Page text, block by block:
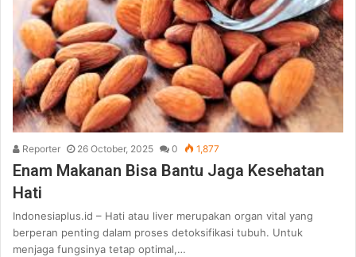
Reporter 26 October, 2025 0 1,877
Enam Makanan Bisa Bantu Jaga Kesehatan
Hati
Indonesiaplus.id – Hati atau liver merupakan organ vital yang
berperan penting dalam proses detoksifikasi tubuh. Untuk
menjaga fungsinya tetap optimal,…